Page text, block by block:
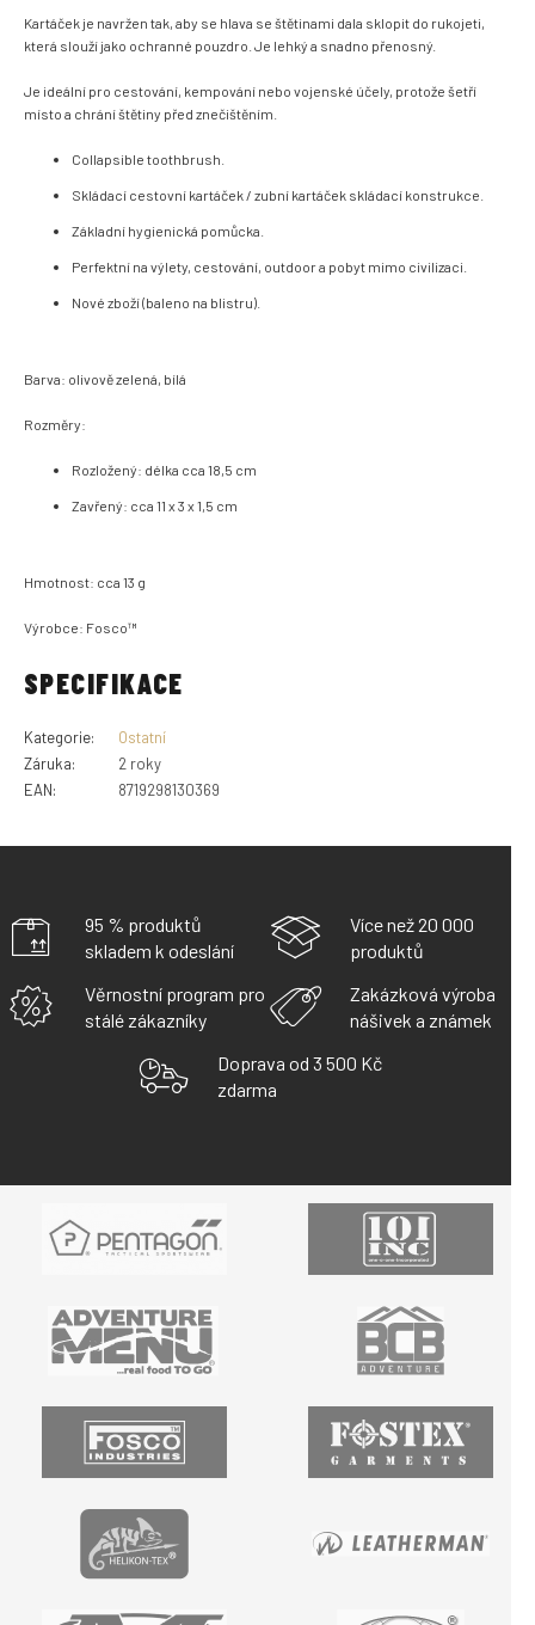
Kartáček je navržen tak, aby se hlava se štětinami dala sklopit do rukojeti,
která slouží jako ochranné pouzdro. Je lehký a snadno přenosný.
Je ideální pro cestování, kempování nebo vojenské účely, protože šetří
místo a chrání štětiny před znečištěním.
Collapsible toothbrush.
Skládací cestovní kartáček / zubní kartáček skládací konstrukce.
Základní hygienická pomůcka.
Perfektní na výlety, cestování, outdoor a pobyt mimo civilizaci.
Nové zboží (baleno na blistru).
Barva: olivově zelená, bílá
Rozměry:
Rozložený: délka cca 18,5 cm
Zavřený: cca 11 x 3 x 1,5 cm
Hmotnost: cca 13 g
Výrobce: Fosco™
SPECIFIKACE
Kategorie:
Ostatní
Záruka:
2 roky
EAN: 8719298130369
95 % produktů
skladem k odeslání
Více než 20 000
produktů
Věrnostní program pro
stálé zákazníky
Zakázková výroba
nášivek a známek
Doprava od 3 500 Kč
zdarma